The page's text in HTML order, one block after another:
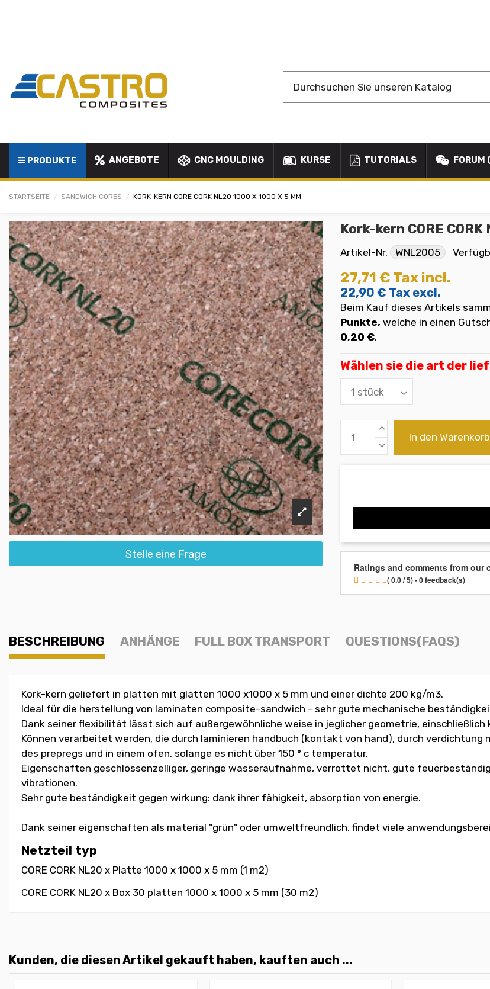
PRODUKTE ANGEBOTE CNC MOULDING KURSE TUTORIALS FORUM
STARTSEITE SANDWICH CORES KORK-KERN CORE CORK NL20 1000 X 1000 X 5 MM
Stelle eine Frage
Kork-kern CORE
Artikel-Nr. WNL2005
27,71 € Tax incl.
22,90 € Tax excl.
Beim Kauf dieses Artikels
Punkte, welche in einen
0,20 €.
Wählen sie die art der
In den Warenkorb
Ratings and comments from our
( 0.0 / 5) - 0 feedback(s)
BESCHREIBUNG ANHÄNGE FULL BOX TRANSPORT QUESTIONS(FAQS)
Kork-kern geliefert in platten mit glatten 1000 x1000 x 5 mm und einer dichte 200 kg/m3.
Ideal für die herstellung von laminaten composite-sandwich - sehr gute mechanische
Dank seiner flexibilität lässt sich auf außergewöhnliche weise in jeglicher geometrie, einschließlich
Können verarbeitet werden, die durch laminieren handbuch (kontakt von hand), durch
des prepregs und in einem ofen, solange es nicht über 150 ° c temperatur.
Eigenschaften geschlossenzelliger, geringe wasseraufnahme, verrottet nicht, gute
vibrationen.
Sehr gute beständigkeit gegen wirkung: dank ihrer fähigkeit, absorption von energie.
Dank seiner eigenschaften als material "grün" oder umweltfreundlich, findet viele
Netzteil typ
CORE CORK NL20 x Platte 1000 x 1000 x 5 mm (1 m2)
CORE CORK NL20 x Box 30 platten 1000 x 1000 x 5 mm (30 m2)
Kunden, die diesen Artikel gekauft haben, kauften auch ...